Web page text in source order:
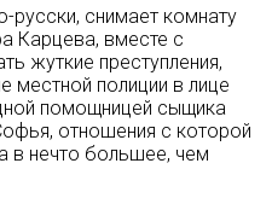
русски, снимает комнату
Карцева, вместе с
жуткие преступления,
местной полиции в лице
помощницей сыщика
отношения с которой
в нечто большее, чем